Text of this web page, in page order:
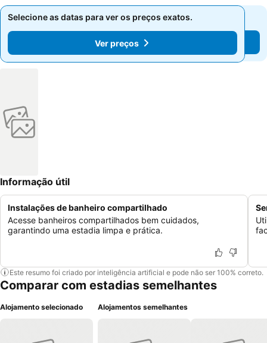
Selecione as datas para ver os preços exatos.
Ver preços
Selecione as datas para ver os preços exatos.
Ver preços
Informação útil
Instalações de banheiro compartilhado
Acesse banheiros compartilhados bem cuidados,
garantindo uma estadia limpa e prática.
Este resumo foi criado por inteligência artificial e pode não ser 100% correto.
Comparar com estadias semelhantes
Alojamento selecionado Alojamentos semelhantes